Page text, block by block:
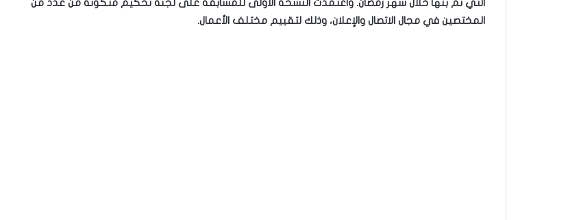
التي تم بثها خلال شهر رمضان. واعتمدت النسخة الأولى للمسابقة على لجنة تحكيم متكونة من عدد من
المختصين في مجال الاتصال والإعلان، وذلك لتقييم مختلف الأعمال.